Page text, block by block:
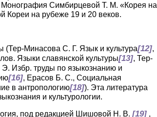
Симбирцевой Т. М. «Корея на
Кореи на рубеже 19 и 20 веков.
(Тер-Минасова С. Г. Язык и культура[12],
Языки славянской культуры[13], Тер-
Избр. труды по языкознанию и
[16], Ерасов Б. С., Социальная
в антропологию[18]). Эта литература
и культурологии.
под редакцией Шишовой Н. В. [19] ,